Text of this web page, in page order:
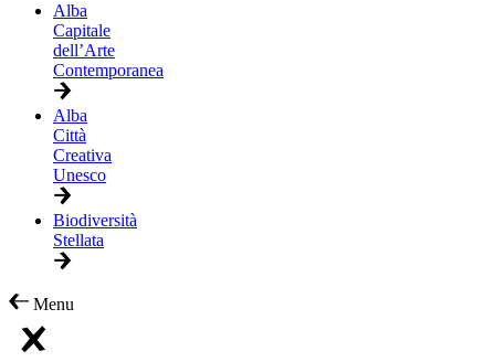
Alba
Capitale
dell’Arte
Contemporanea
Alba
Città
Creativa
Unesco
Biodiversità
Stellata
Menu